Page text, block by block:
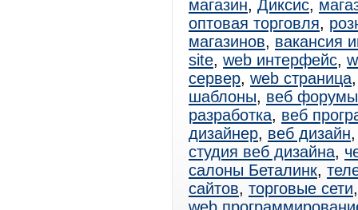
магазин, Диксис,
оптовая торговля,
магазинов, вакансия
site, web интерфейс,
сервер, web страница
шаблоны, веб форумы
разработка, веб
дизайнер, веб дизайн
студия веб дизайна,
салоны Беталинк,
сайтов, торговые сети